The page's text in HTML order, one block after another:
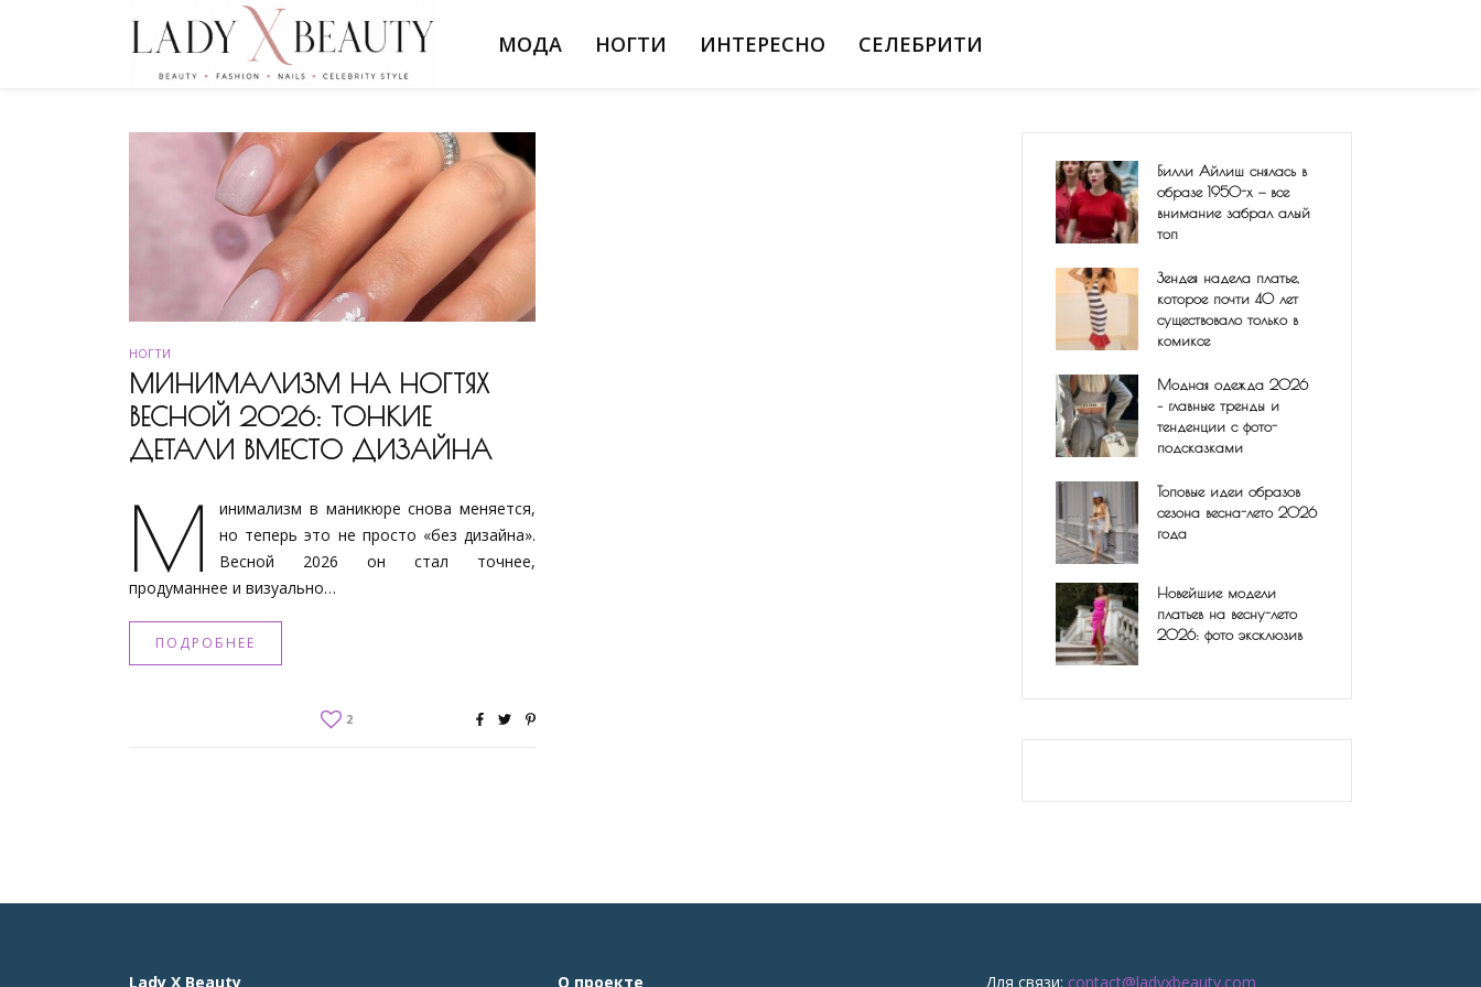
МОДА НОГТИ ИНТЕРЕСНО СЕЛЕБРИТИ
НОГТИ
МИНИМАЛИЗМ НА НОГТЯХ
ВЕСНОЙ 2026: ТОНКИЕ
ДЕТАЛИ ВМЕСТО ДИЗАЙНА
М
инимализм в маникюре снова меняется,
но теперь это не просто «без дизайна».
Весной 2026 он стал точнее,
продуманнее и визуально…
ПОДРОБНЕЕ
2
Билли Айлиш снялась в
образе 1950-х — все
внимание забрал алый
топ
Зендея надела платье,
которое почти 40 лет
существовало только в
комиксе
Модная одежда 2026
– главные тренды и
тенденции с фото-
подсказками
Топовые идеи образов
сезона весна-лето 2026
года
Новейшие модели
платьев на весну-лето
2026: фото эксклюзив
Lady X Beauty О проекте Для связи: contact@ladyxbeauty.com